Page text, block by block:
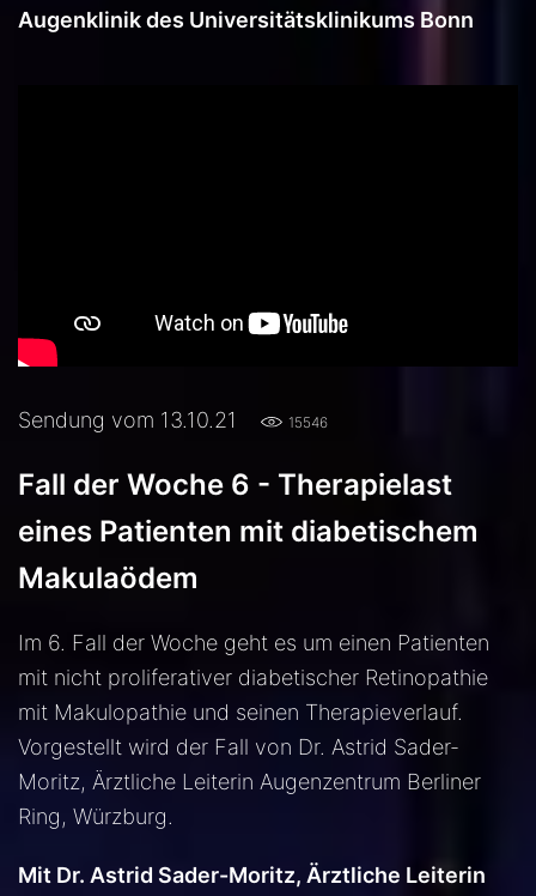
Augenklinik des Universitätsklinikums Bonn
Sendung vom 13.10.21 15546
Fall der Woche 6 - Therapielast
eines Patienten mit diabetischem
Makulaödem
Im 6. Fall der Woche geht es um einen Patienten
mit nicht proliferativer diabetischer Retinopathie
mit Makulopathie und seinen Therapieverlauf.
Vorgestellt wird der Fall von Dr. Astrid Sader-
Moritz, Ärztliche Leiterin Augenzentrum Berliner
Ring, Würzburg.
Mit Dr. Astrid Sader-Moritz, Ärztliche Leiterin